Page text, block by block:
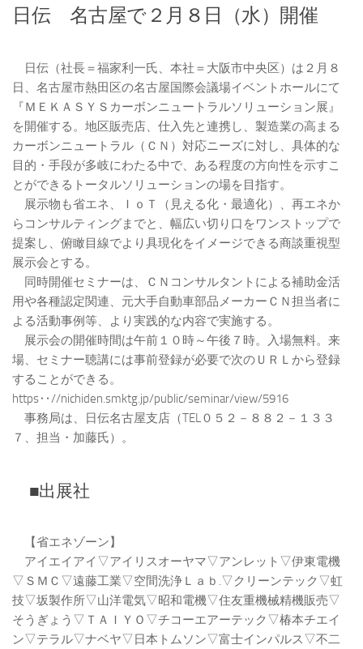
日伝 名古屋で２月８日（水）開催
日伝（社長＝福家利一氏、本社＝大阪市中央区）は２月８
日、名古屋市熱田区の名古屋国際会議場イベントホールにて
『ＭＥＫＡＳＹＳカーボンニュートラルソリューション展』
を開催する。地区販売店、仕入先と連携し、製造業の高まる
カーボンニュートラル（ＣＮ）対応ニーズに対し、具体的な
目的・手段が多岐にわたる中で、ある程度の方向性を示すこ
とができるトータルソリューションの場を目指す。
展示物も省エネ、ＩｏＴ（見える化・最適化）、再エネか
らコンサルティングまでと、幅広い切り口をワンストップで
提案し、俯瞰目線でより具現化をイメージできる商談重視型
展示会とする。
同時開催セミナーは、ＣＮコンサルタントによる補助金活
用や各種認定関連、元大手自動車部品メーカーＣＮ担当者に
よる活動事例等、より実践的な内容で実施する。
展示会の開催時間は午前１０時～午後７時。入場無料。来
場、セミナー聴講には事前登録が必要で次のＵＲＬから登録
することができる。
https‥//nichiden.smktg.jp/public/seminar/view/5916
事務局は、日伝名古屋支店（TEL０５２－８８２－１３３
７、担当・加藤氏）。
■出展社
【省エネゾーン】
アイエイアイ▽アイリスオーヤマ▽アンレット▽伊東電機
▽ＳＭＣ▽遠藤工業▽空間洗浄Ｌａｂ.▽クリーンテック▽虹
技▽坂製作所▽山洋電気▽昭和電機▽住友重機械精機販売▽
そうぎょう▽ＴＡＩＹＯ▽チコーエアーテック▽椿本チエイ
ン▽テラル▽ナベヤ▽日本トムソン▽富士インパルス▽不二